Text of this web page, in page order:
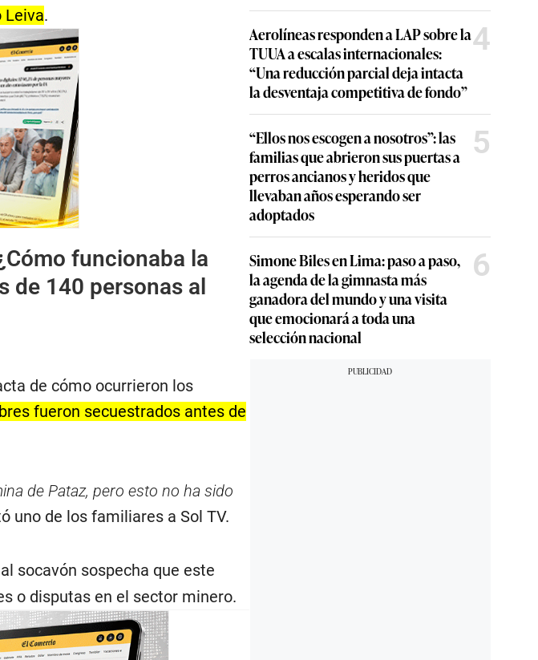
Leiva.
funcionaba la
de 140 personas al
de cómo ocurrieron los
fueron secuestrados antes de
de Pataz, pero esto no ha sido
uno de los familiares a Sol TV.
socavón sospecha que este
o disputas en el sector minero.
Aerolíneas responden a LAP sobre la
TUUA a escalas internacionales:
“Una reducción parcial deja intacta
la desventaja competitiva de fondo”
4
“Ellos nos escogen a nosotros”: las
familias que abrieron sus puertas a
perros ancianos y heridos que
llevaban años esperando ser
adoptados
5
Simone Biles en Lima: paso a paso,
la agenda de la gimnasta más
ganadora del mundo y una visita
que emocionará a toda una
selección nacional
6